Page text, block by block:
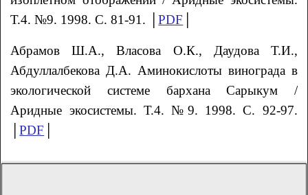
Т.4. №9. 1998. С. 81-91. │PDF
Абрамов Ш.А., Власова О.К., Даудова Т.И.,
Абдуллалбекова Д.А. Аминокислоты винограда в
экологической системе бархана Сарыкум /
Аридные экосистемы. Т.4. №9. 1998. С. 92-97.
│PDF